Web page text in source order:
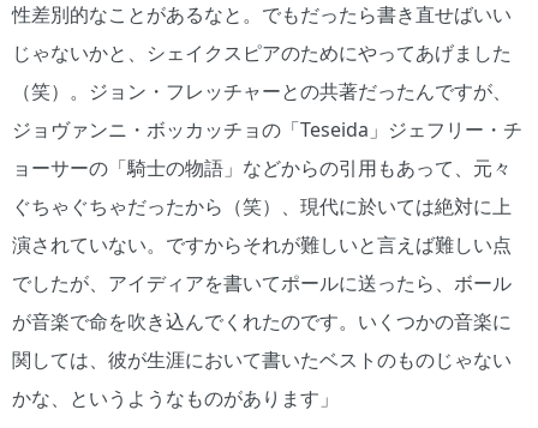
性差別的なことがあるなと。でもだったら書き直せばいい
じゃないかと、シェイクスピアのためにやってあげました
（笑）。ジョン・フレッチャーとの共著だったんですが、
ジョヴァンニ・ボッカッチョの「Teseida」ジェフリー・チ
ョーサーの「騎士の物語」などからの引用もあって、元々
ぐちゃぐちゃだったから（笑）、現代に於いては絶対に上
演されていない。ですからそれが難しいと言えば難しい点
でしたが、アイディアを書いてポールに送ったら、ボール
が音楽で命を吹き込んでくれたのです。いくつかの音楽に
関しては、彼が生涯において書いたベストのものじゃない
かな、というようなものがあります」